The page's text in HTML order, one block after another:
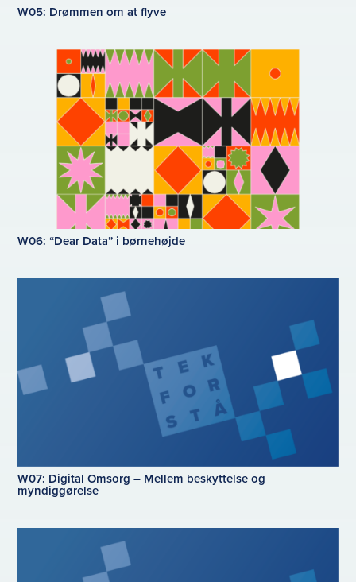
W05: Drømmen om at flyve
W06: “Dear Data” i børnehøjde
W07: Digital Omsorg – Mellem beskyttelse og
myndiggørelse